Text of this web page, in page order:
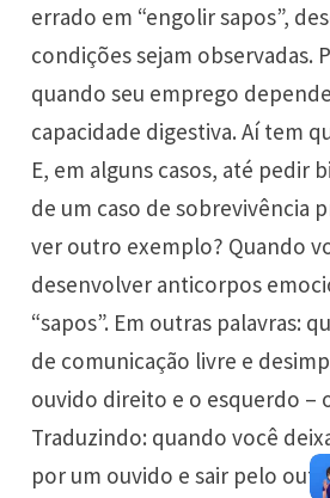
errado em “engolir sapos”,
condições sejam observadas.
quando seu emprego
capacidade digestiva. Aí tem
E, em alguns casos, até pedir
de um caso de sobrevivência
ver outro exemplo? Quando
desenvolver anticorpos
“sapos”. Em outras palavras:
de comunicação livre e
ouvido direito e o esquerdo –
Traduzindo: quando você
por um ouvido e sair pelo